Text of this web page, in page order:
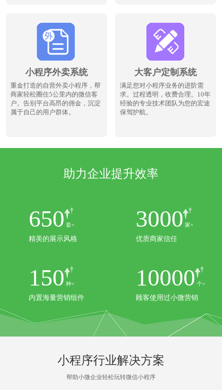
小程序外卖系统
重金打造的自营外卖小程序，帮
商家轻松圈住5公里内的微信客
户。告别平台高昂的佣金，沉淀
属于自己的用户群体。
大客户定制系统
满足您对小程序业务的进阶需
求。过程透明，收费合理。10年
经验的专业技术团队为您的宏途
保驾护航。
助力企业提升效率
650 套+
精美的展示风格
3000 家+
优质商家信任
150 种+
内置海量营销组件
10000 个+
顾客使用过小微营销
小程序行业解决方案
帮助小微企业轻松玩转微信小程序